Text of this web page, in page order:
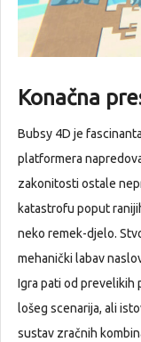
Konačna
Bubsy 4D je
platformera
zakonitosti ostale
katastrofu poput
neko remek-djelo.
mehanički labav
Igra pati od prevelikih
lošeg scenarija, ali
sustav zračnih